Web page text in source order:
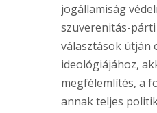
jogállamiság
szuverenitás-
választások útján
ideológiájához,
megfélemlítés, a
annak teljes